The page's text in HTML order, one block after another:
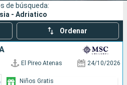
Buscar
de búsqueda:
- Adriatico
Ordenar
El Pireo Atenas 24/10/2026
Niños Gratis